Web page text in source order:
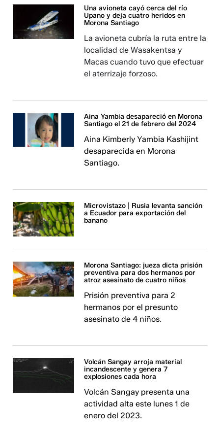
Una avioneta cayó cerca del río
Upano y deja cuatro heridos en
Morona Santiago
La avioneta cubría la ruta entre la
localidad de Wasakentsa y
Macas cuando tuvo que efectuar
el aterrizaje forzoso.
Aina Yambia desapareció en Morona
Santiago el 21 de febrero del 2024
Aina Kimberly Yambia Kashijint
desaparecida en Morona
Santiago.
Microvistazo | Rusia levanta sanción
a Ecuador para exportación del
banano
Morona Santiago: jueza dicta prisión
preventiva para dos hermanos por
atroz asesinato de cuatro niños
Prisión preventiva para 2
hermanos por el presunto
asesinato de 4 niños.
Volcán Sangay arroja material
incandescente y genera 7
explosiones cada hora
Volcán Sangay presenta una
actividad alta este lunes 1 de
enero del 2023.